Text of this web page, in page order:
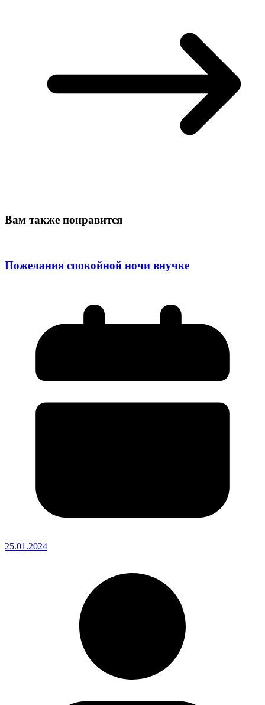
Вам также понравится
Пожелания спокойной ночи внучке
25.01.2024